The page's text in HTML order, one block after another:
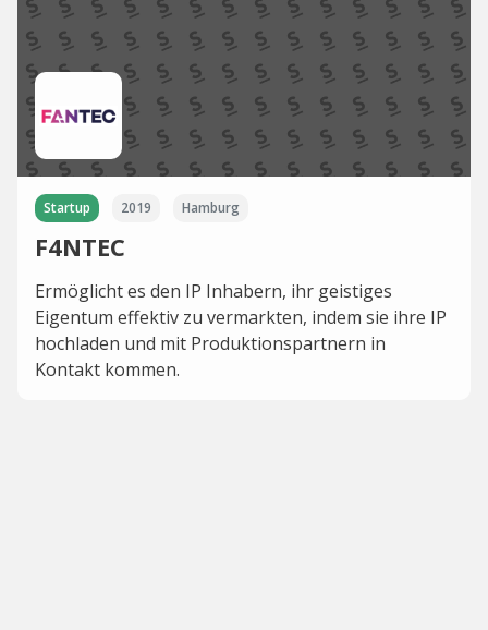
Startup 2019 Hamburg
F4NTEC
Ermöglicht es den IP Inhabern, ihr geistiges
Eigentum effektiv zu vermarkten, indem sie ihre IP
hochladen und mit Produktionspartnern in
Kontakt kommen.